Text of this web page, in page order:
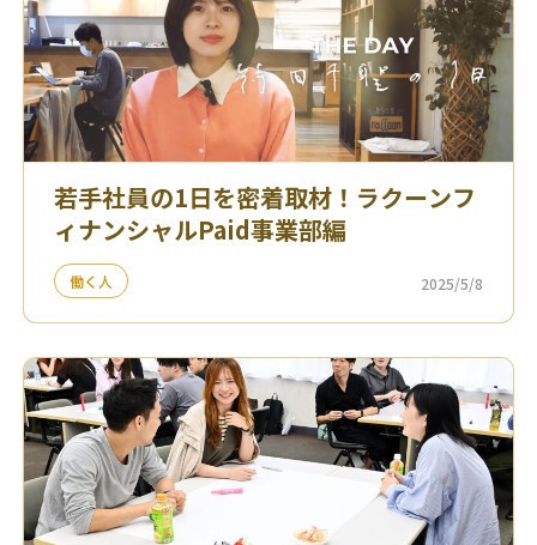
若手社員の1日を密着取材！ラクーンフ
ィナンシャルPaid事業部編
働く人 2025/5/8